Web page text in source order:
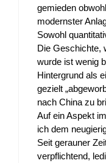
gemieden
modernster
Sowohl
Die Geschichte,
wurde ist wenig
Hintergrund als
gezielt
nach China zu
Auf ein Aspekt
ich dem
Seit gerauner
verpflichtend,